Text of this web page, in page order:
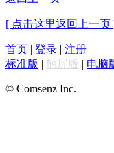
[ 点击这里返回上一页
首页 | 登录 | 注册
标准版 | 触屏版 | 电脑
© Comsenz Inc.